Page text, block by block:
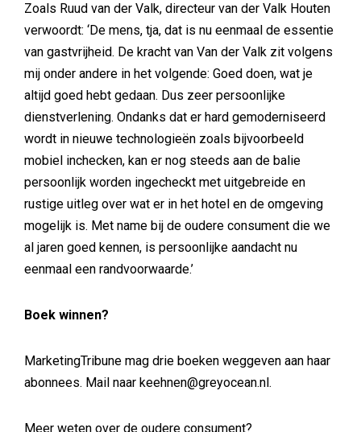
Zoals Ruud van der Valk, directeur van der Valk Houten
verwoordt: ‘De mens, tja, dat is nu eenmaal de essentie
van gastvrijheid. De kracht van Van der Valk zit volgens
mij onder andere in het volgende: Goed doen, wat je
altijd goed hebt gedaan. Dus zeer persoonlijke
dienstverlening. Ondanks dat er hard gemoderniseerd
wordt in nieuwe technologieën zoals bijvoorbeeld
mobiel inchecken, kan er nog steeds aan de balie
persoonlijk worden ingecheckt met uitgebreide en
rustige uitleg over wat er in het hotel en de omgeving
mogelijk is. Met name bij de oudere consument die we
al jaren goed kennen, is persoonlijke aandacht nu
eenmaal een randvoorwaarde.’
Boek winnen?
MarketingTribune mag drie boeken weggeven aan haar
abonnees. Mail naar keehnen@greyocean.nl.
Meer weten over de oudere consument?